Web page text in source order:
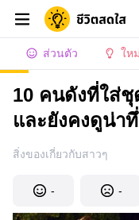
ส่วนตัว ใหม่
10 คนดังที่ใส่ชุ
และยังคงดูน่า
สิ่งของเกี่ยวกับสาวๆ
- -